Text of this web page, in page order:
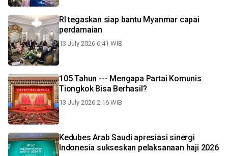
RI tegaskan siap bantu Myanmar capai
perdamaian
13 July 2026 6:41 WIB
105 Tahun --- Mengapa Partai Komunis
Tiongkok Bisa Berhasil?
13 July 2026 2:16 WIB
Kedubes Arab Saudi apresiasi sinergi
Indonesia sukseskan pelaksanaan haji 2026